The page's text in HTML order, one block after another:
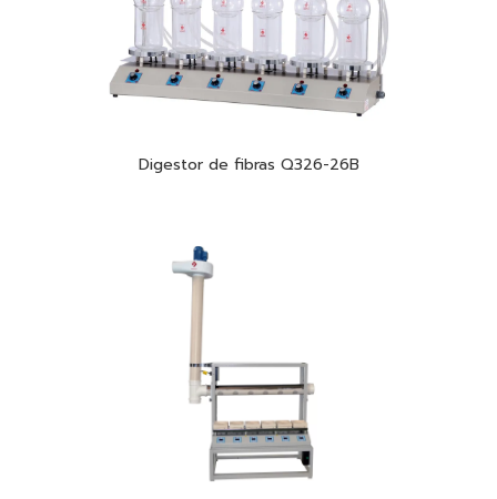
Digestor de fibras Q326-26B